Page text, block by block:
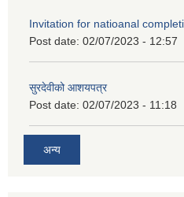
Invitation for natioanal
Post date: 02/07/2023 - 12:57
सुरदेवीको आशयपत्र
Post date: 02/07/2023 - 11:18
अन्य